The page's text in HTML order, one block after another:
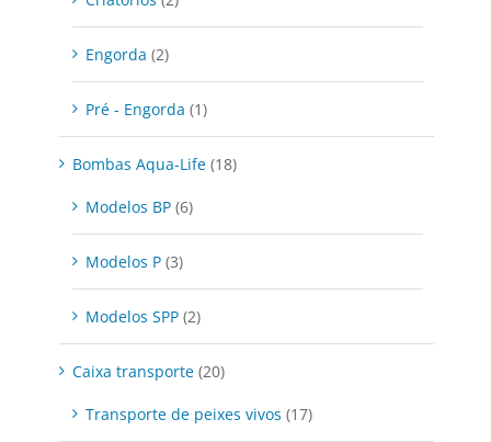
Engorda (2)
Pré - Engorda (1)
Bombas Aqua-Life (18)
Modelos BP (6)
Modelos P (3)
Modelos SPP (2)
Caixa transporte (20)
Transporte de peixes vivos (17)